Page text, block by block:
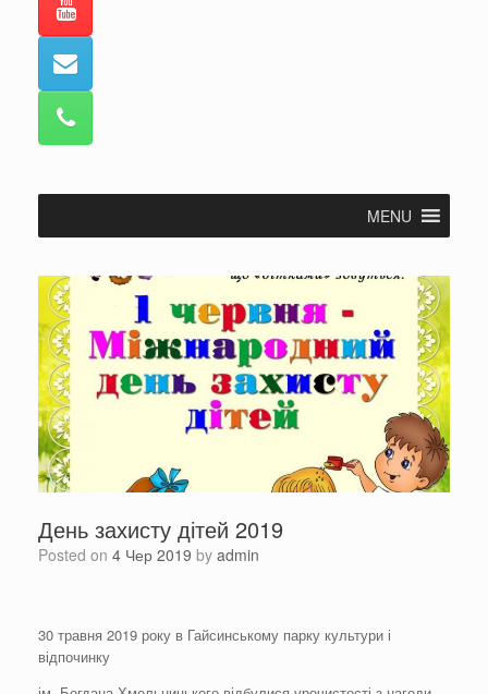
MENU
День захисту дітей 2019
Posted on 4 Чер 2019 by admin
30 травня 2019 року в Гайсинському парку культури і
відпочинку